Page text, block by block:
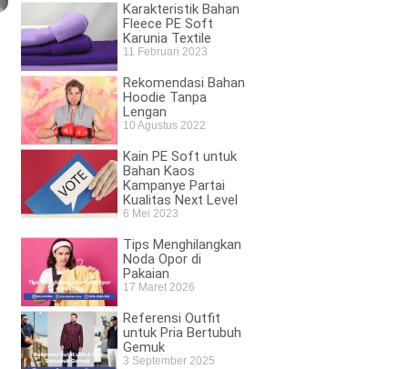
Karakteristik Bahan
Fleece PE Soft
Karunia Textile
11 Februari 2023
Rekomendasi Bahan
Hoodie Tanpa
Lengan
10 Agustus 2022
Kain PE Soft untuk
Bahan Kaos
Kampanye Partai
Kualitas Next Level
6 Mei 2023
Tips Menghilangkan
Noda Opor di
Pakaian
17 Maret 2026
Referensi Outfit
untuk Pria Bertubuh
Gemuk
3 September 2025